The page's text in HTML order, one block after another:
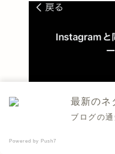
最新のネ
ブログの
Powered by Push7